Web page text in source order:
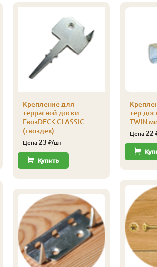
Крепление для
террасной доски
ГвозDECK CLASSIC
(гвоздек)
Цена 23 ₽/шт
Купить
TWIN
Цена 22